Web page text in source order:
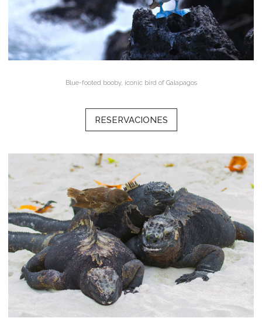
Blue-footed booby, iconic bird of Galapagos
RESERVACIONES